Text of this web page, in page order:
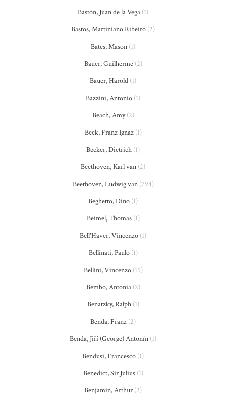
Bastón, Juan de la Vega (1)
Bastos, Martiniano Ribeiro (2)
Bates, Mason (1)
Bauer, Guilherme(2)
Bauer, Harold (1)
Bazzini, Antonio (1)
Beach, Amy(2)
Beck, Franz Ignaz(1)
Becker, Dietrich (1)
Beethoven, Karl van (2)
Beethoven, Ludwig van(794)
Beghetto, Dino (1)
Beimel, Thomas(1)
Bell'Haver, Vincenzo (1)
Bellinati, Paulo(1)
Bellini, Vincenzo(15)
Bembo, Antonia(2)
Benatzky, Ralph(1)
Benda, Franz (2)
Benda, Jiří (George) Antonín (1)
Bendusi, Francesco (1)
Benedict, Sir Julius(1)
Benjamin, Arthur (2)